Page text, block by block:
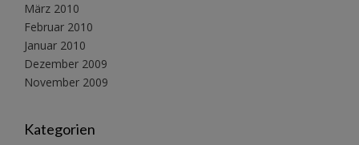
März 2010
Februar 2010
Januar 2010
Dezember 2009
November 2009
Kategorien